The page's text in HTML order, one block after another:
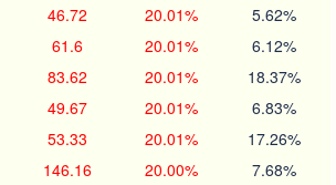
46.72 20.01% 5.62%
61.6 20.01% 6.12%
83.62 20.01% 18.37%
49.67 20.01% 6.83%
53.33 20.01% 17.26%
146.16 20.00% 7.68%